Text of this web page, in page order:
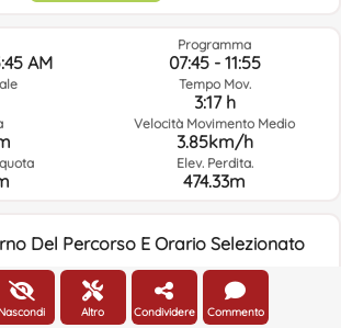
AM
Programma
07:45 - 11:55
Tempo Mov.
3:17 h
Velocità Movimento Medio
3.85km/h
Elev. Perdita.
474.33m
Del Percorso E Orario Selezionato
05:00
Nascondi Altro Condividere Commento